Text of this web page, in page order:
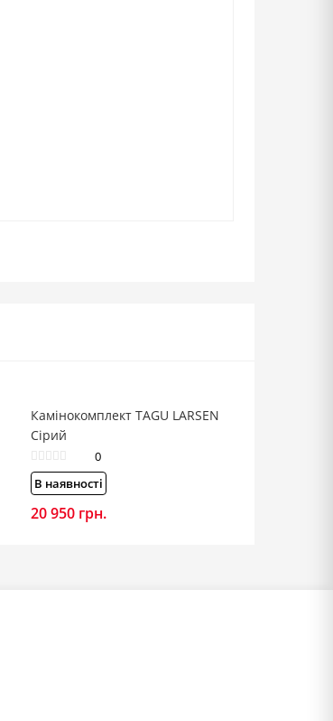
Камінокомплект TAGU LARSEN
Сірий
0
В наявності
20 950 грн.